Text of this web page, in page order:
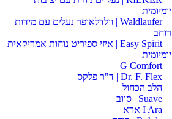
יומיומית
Waldlaufer | וולדלאופר נעלים עם מידות
רוחב
Easy Spirit | איזי ספיריט נוחות אמריקאית
יומיומית
G Comfort
Dr. F. Flex | ד"ר פלקס
הלב הכחול
Suave | סווב
I Ara ארא